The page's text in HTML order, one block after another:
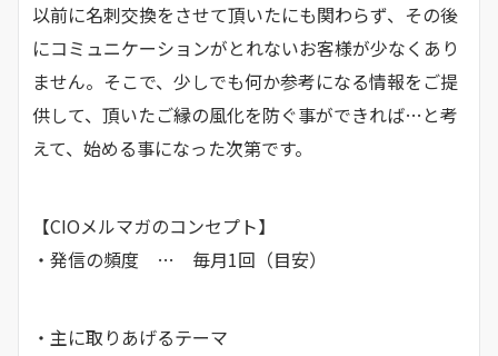
以前に名刺交換をさせて頂いたにも関わらず、その後
にコミュニケーションがとれないお客様が少なくあり
ません。そこで、少しでも何か参考になる情報をご提
供して、頂いたご縁の風化を防ぐ事ができれば…と考
えて、始める事になった次第です。
【CIOメルマガのコンセプト】
・発信の頻度 … 毎月1回（目安）
・主に取りあげるテーマ